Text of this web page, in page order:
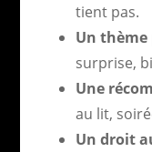
tient pas.
Un thème
surprise,
Une
au lit,
Un droit